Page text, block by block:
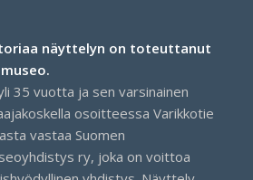
näyttelyn on toteuttanut
35 vuotta ja sen varsinainen
osoitteessa Varikkotie
vastaa Suomen
ry, joka on voittoa